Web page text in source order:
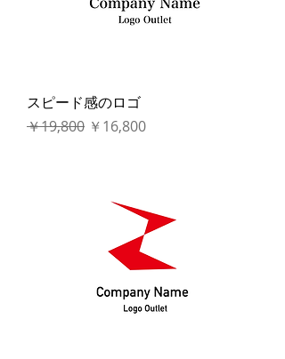
スピード感のロゴ
通常価格
￥19,800 セール価格
￥16,800